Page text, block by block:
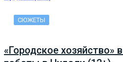
СЮЖЕТЫ
«Городское